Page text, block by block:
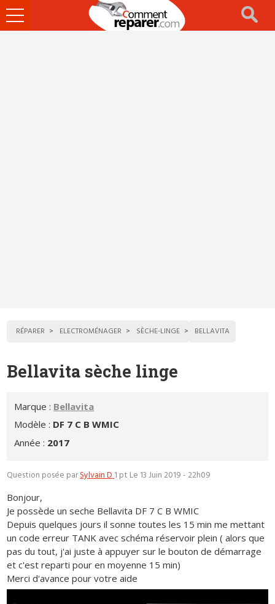
Ouvrir
le
RÉPARER ELECTROMÉNAGER SÈCHE-LINGE BELLAVITA
Bellavita sèche linge
Marque : Bellavita
Modèle : DF 7 C B WMIC
Année : 2017
Question posée parSylvain D1 pt Le 13 Juin 2019 - 22h09
Bonjour,
Je possède un seche Bellavita DF 7 C B WMIC
Depuis quelques jours il sonne toutes les 15 min me mettant
un code erreur TANK avec schéma réservoir plein ( alors que
pas du tout, j'ai juste à appuyer sur le bouton de démarrage
et c'est reparti pour en moyenne 15 min)
Merci d'avance pour votre aide